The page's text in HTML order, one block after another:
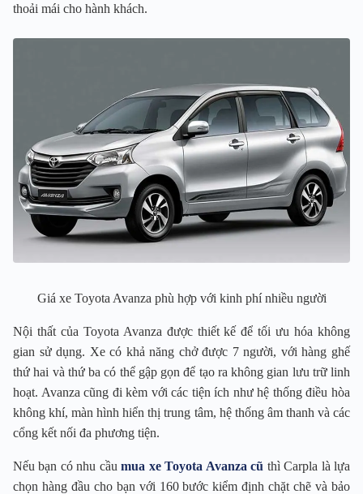
thoải mái cho hành khách.
Giá xe Toyota Avanza phù hợp với kinh phí nhiều người
Nội thất của Toyota Avanza được thiết kế để tối ưu hóa không
gian sử dụng. Xe có khả năng chở được 7 người, với hàng ghế
thứ hai và thứ ba có thể gập gọn để tạo ra không gian lưu trữ linh
hoạt. Avanza cũng đi kèm với các tiện ích như hệ thống điều hòa
không khí, màn hình hiển thị trung tâm, hệ thống âm thanh và các
cổng kết nối đa phương tiện.
Nếu bạn có nhu cầumua xe Toyota Avanza cũ thì Carpla là lựa
chọn hàng đầu cho bạn với 160 bước kiểm định chặt chẽ và bảo